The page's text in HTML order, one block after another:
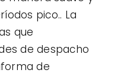
pico.. La
que
de despacho
de